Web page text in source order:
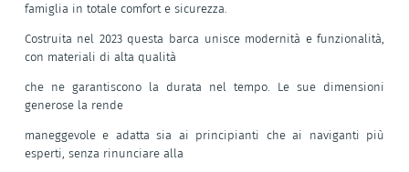
famiglia in totale comfort e sicurezza.
Costruita nel 2023 questa barca unisce modernità e funzionalità,
con materiali di alta qualità
che ne garantiscono la durata nel tempo. Le sue dimensioni
generose la rende
maneggevole e adatta sia ai principianti che ai naviganti più
esperti, senza rinunciare alla